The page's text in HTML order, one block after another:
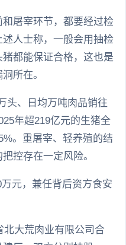
屠宰环节，都要经过检
人士称，一般会用抽检
都能保证合格，这也是
所在。
头、日均万吨肉品销往
年超219亿元的生猪全
。重屠宰、轻养殖的结
控存在一定风险。
元，兼任背后资方食安
北大荒肉业有限公司合